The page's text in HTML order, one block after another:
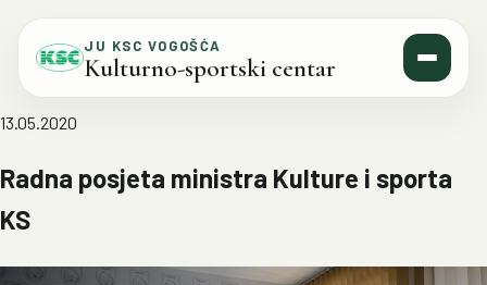
JU KSC VOGOŠĆA
Kulturno-sportski centar
13.05.2020
Radna posjeta ministra Kulture i sporta
KS